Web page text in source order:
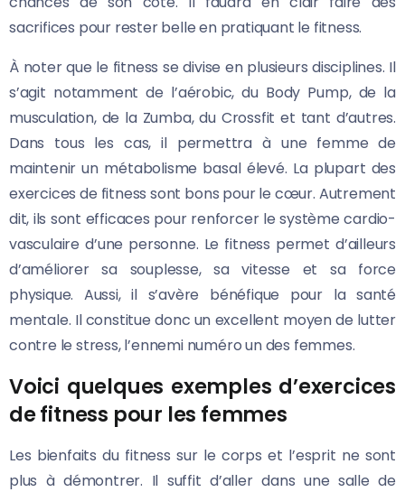
sacrifices pour rester belle en pratiquant le fitness.
À noter que le fitness se divise en plusieurs disciplines. Il
s’agit notamment de l’aérobic, du Body Pump, de la
musculation, de la Zumba, du Crossfit et tant d’autres.
Dans tous les cas, il permettra à une femme de
maintenir un métabolisme basal élevé. La plupart des
exercices de fitness sont bons pour le cœur. Autrement
dit, ils sont efficaces pour renforcer le système cardio-
vasculaire d’une personne. Le fitness permet d’ailleurs
d’améliorer sa souplesse, sa vitesse et sa force
physique. Aussi, il s’avère bénéfique pour la santé
mentale. Il constitue donc un excellent moyen de lutter
contre le stress, l’ennemi numéro un des femmes.
Voici quelques exemples d’exercices
de fitness pour les femmes
Les bienfaits du fitness sur le corps et l’esprit ne sont
plus à démontrer. Il suffit d’aller dans une salle de